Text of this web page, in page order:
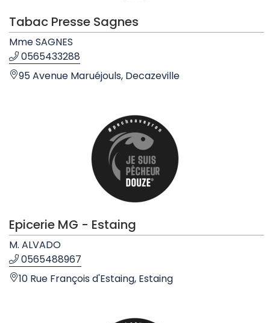
Tabac Presse Sagnes
Mme SAGNES
0565433288
95 Avenue Maruéjouls, Decazeville
Epicerie MG - Estaing
M. ALVADO
0565488967
10 Rue François d'Estaing, Estaing